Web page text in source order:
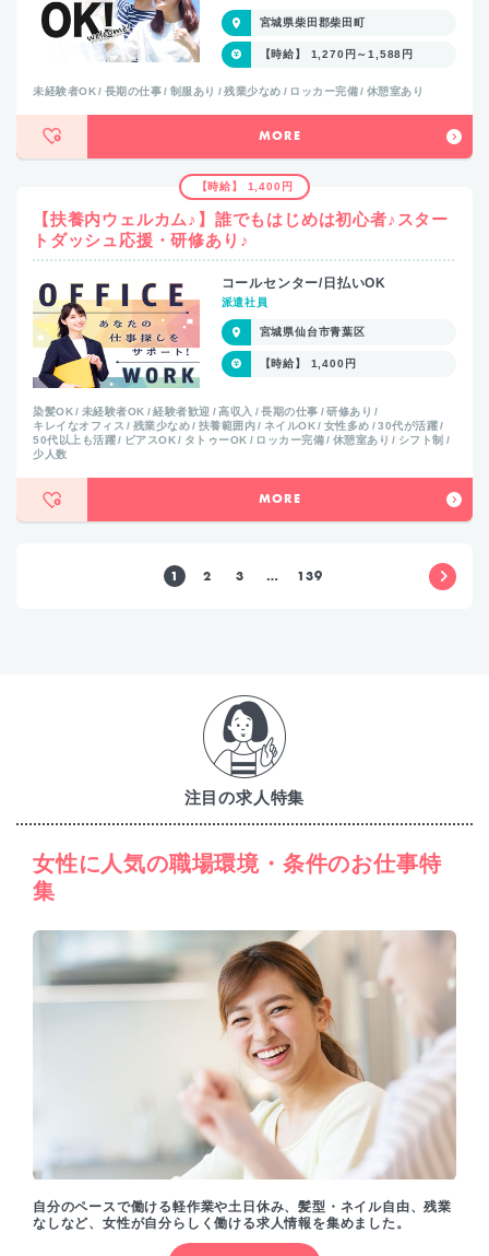
宮城県柴田郡柴田町
【時給】 1,270円～1,588円
未経験者OK 長期の仕事 制服あり 残業少なめ ロッカー完備 休憩室あり
MORE
【時給】 1,400円
【扶養内ウェルカム♪】誰でもはじめは初心者♪スター
トダッシュ応援・研修あり♪
コールセンター/日払いOK
派遣社員
宮城県仙台市青葉区
【時給】 1,400円
染髪OK 未経験者OK 経験者歓迎 高収入 長期の仕事
研修あり
キレイなオフィス
残業少なめ 扶養範囲内 ネイルOK 女性多め
30代が活躍
50代以上も活躍
ピアスOK タトゥーOK ロッカー完備 休憩室あり
シフト制
少人数
MORE
1 2 3 … 139
注目の求人特集
女性に人気の職場環境・条件のお仕事特
集
自分のペースで働ける軽作業や土日休み、髪型・ネイル自由、残業
なしなど、女性が自分らしく働ける求人情報を集めました。